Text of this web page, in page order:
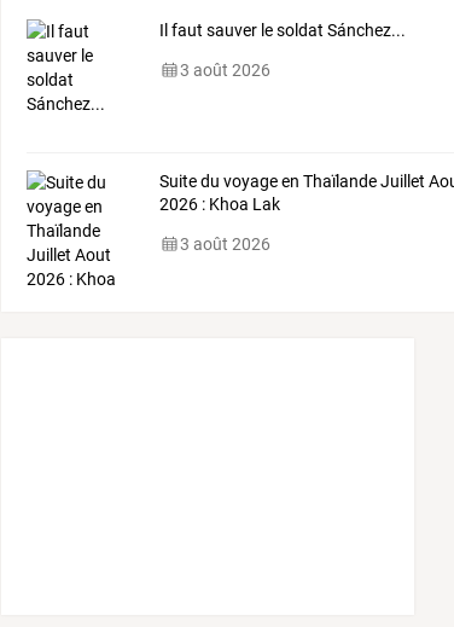
Il faut sauver le soldat Sánchez...
3 août 2026
Suite du voyage en Thaïlande Juillet
2026 : Khoa Lak
3 août 2026